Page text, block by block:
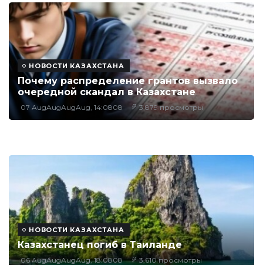
НОВОСТИ КАЗАХСТАНА
Почему распределение грантов вызвало
очередной скандал в Казахстане
07 AugAugAugAug, 14:0808 3,879 просмотры
НОВОСТИ КАЗАХСТАНА
Казахстанец погиб в Таиланде
06 AugAugAugAug, 18:0808 3,610 просмотры